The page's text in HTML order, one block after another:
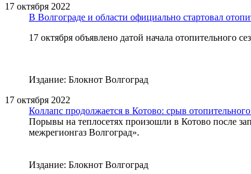
17 октября 2022
В Волгограде и области официально стартовал
17 октября объявлено датой начала отопительного
Издание: Блокнот Волгоград
17 октября 2022
Коллапс продолжается в Котово: срыв
Порывы на теплосетях произошли в Котово после
межрегионгаз Волгоград».
Издание: Блокнот Волгоград